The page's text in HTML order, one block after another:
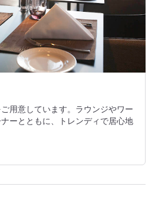
用意しています。ラウンジやワー
ーとともに、トレンディで居心地